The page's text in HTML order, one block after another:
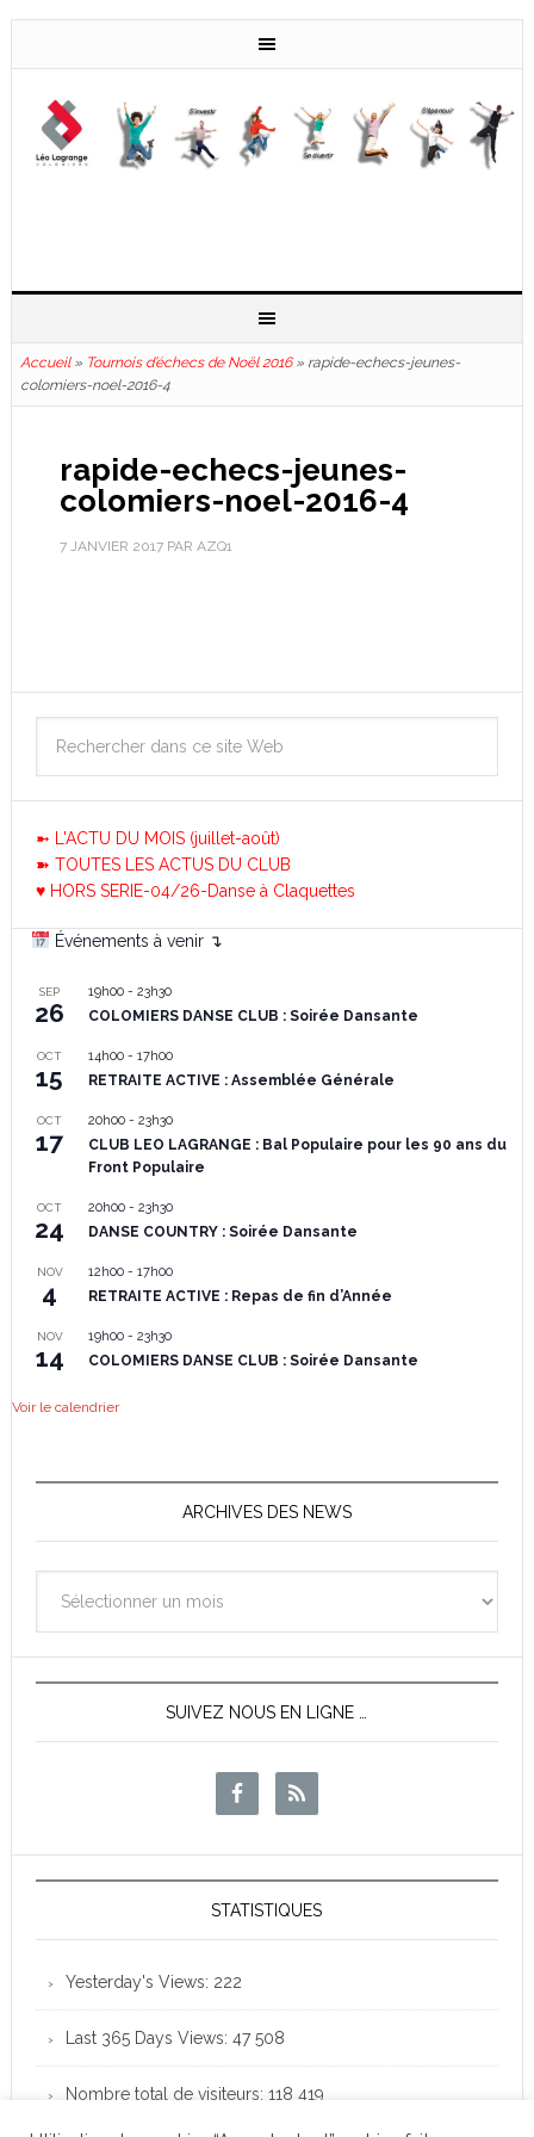
Accueil» Tournois d’échecs de Noël 2016» rapide-echecs-jeunes-
colomiers-noel-2016-4
rapide-echecs-jeunes-
colomiers-noel-2016-4
7 JANVIER 2017PAR AZQ1
➼ L'ACTU DU MOIS (juillet-août)
➽ TOUTES LES ACTUS DU CLUB
♥ HORS SERIE-04/26-Danse à Claquettes
Événements à venir ↴
SEP
26
19h00- 23h30
COLOMIERS DANSE CLUB : Soirée Dansante
OCT
15
14h00- 17h00
RETRAITE ACTIVE : Assemblée Générale
OCT
17
20h00- 23h30
CLUB LEO LAGRANGE : Bal Populaire pour les 90 ans du
Front Populaire
OCT
24
20h00- 23h30
DANSE COUNTRY : Soirée Dansante
NOV
4
12h00- 17h00
RETRAITE ACTIVE : Repas de fin d’Année
NOV
14
19h00- 23h30
COLOMIERS DANSE CLUB : Soirée Dansante
Voir le calendrier
ARCHIVES DES NEWS
des
News
SUIVEZ NOUS EN LIGNE …
STATISTIQUES
Yesterday's Views: 222
Last 365 Days Views: 47 508
Nombre total de visiteurs: 118 419